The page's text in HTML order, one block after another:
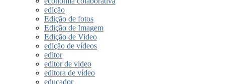
edição
Edição de fotos
Edição de Imagem
Edição de Video
edição de vídeos
editor
editor de video
editora de vídeo
educador